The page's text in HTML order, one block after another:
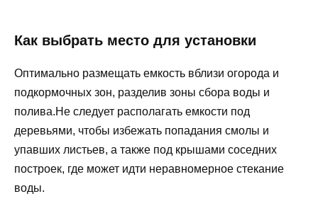
Как выбрать место для установки
Оптимально размещать емкость вблизи огорода и
подкормочных зон, разделив зоны сбора воды и
полива.Не следует располагать емкости под
деревьями, чтобы избежать попадания смолы и
упавших листьев, а также под крышами соседних
построек, где может идти неравномерное стекание
воды.